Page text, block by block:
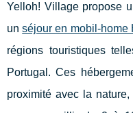
Yelloh! Village propose
unséjour en mobil-home
régions touristiques
Portugal. Ces
proximité avec la